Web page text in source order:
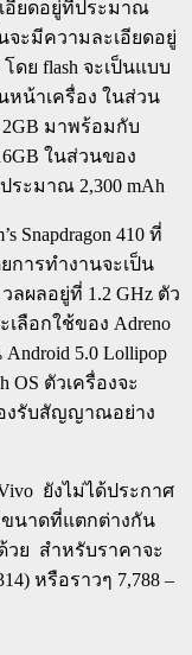
อียดอยู่ที่ประมาณ
จะมีความละเอียดอยู่
ดย flash จะเป็นแบบ
หน้าเครื่อง ในส่วน
มาพร้อมกับ
ในส่วนของ
ระมาณ 2,300 mAh
Snapdragon 410 ที่
การทำงานจะเป็น
ลผลอยู่ที่ 1.2 GHz ตัว
เลือกใช้ของ Adreno
5.0 Lollipop
OS ตัวเครื่องจะ
องรับสัญญาณอย่าง
ยังไม่ได้ประกาศ
ขนาดที่แตกต่างกัน
ด้วย สำหรับราคาจะ
หรือราวๆ 7,788 –